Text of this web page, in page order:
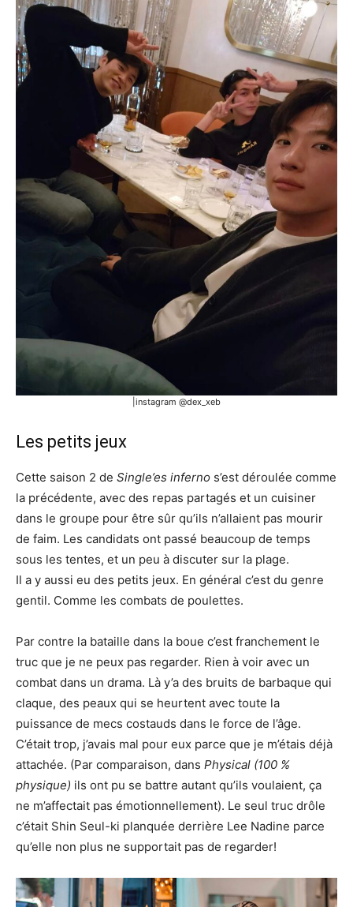
|instagram @dex_xeb
Les petits jeux
Cette saison 2 de Single’es inferno s’est déroulée comme
la précédente, avec des repas partagés et un cuisiner
dans le groupe pour être sûr qu’ils n’allaient pas mourir
de faim. Les candidats ont passé beaucoup de temps
sous les tentes, et un peu à discuter sur la plage.
Il a y aussi eu des petits jeux. En général c’est du genre
gentil. Comme les combats de poulettes.
Par contre la bataille dans la boue c’est franchement le
truc que je ne peux pas regarder. Rien à voir avec un
combat dans un drama. Là y’a des bruits de barbaque qui
claque, des peaux qui se heurtent avec toute la
puissance de mecs costauds dans le force de l’âge.
C’était trop, j’avais mal pour eux parce que je m’étais déjà
attachée. (Par comparaison, dans Physical (100 %
physique) ils ont pu se battre autant qu’ils voulaient, ça
ne m’affectait pas émotionnellement). Le seul truc drôle
c’était Shin Seul-ki planquée derrière Lee Nadine parce
qu’elle non plus ne supportait pas de regarder!